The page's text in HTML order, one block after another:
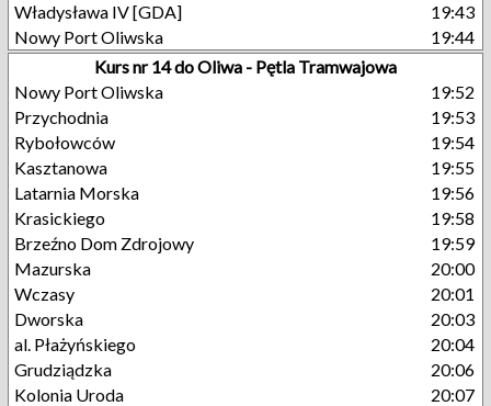
Władysława IV [GDA]
19:43
Nowy Port Oliwska
19:44
Kurs nr 14 do Oliwa - Pętla Tramwajowa
Nowy Port Oliwska
19:52
Przychodnia
19:53
Rybołowców
19:54
Kasztanowa
19:55
Latarnia Morska
19:56
Krasickiego
19:58
Brzeźno Dom Zdrojowy
19:59
Mazurska
20:00
Wczasy
20:01
Dworska
20:03
al. Płażyńskiego
20:04
Grudziądzka
20:06
Kolonia Uroda
20:07